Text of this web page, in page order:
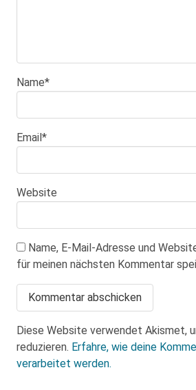
Name*
Email*
Website
Name, E-Mail-Adresse und
für meinen nächsten Kommentar
Diese Website verwendet Akismet,
reduzieren. Erfahre, wie deine
verarbeitet werden.